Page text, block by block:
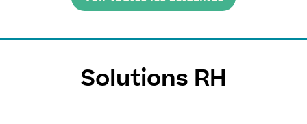
Solutions RH